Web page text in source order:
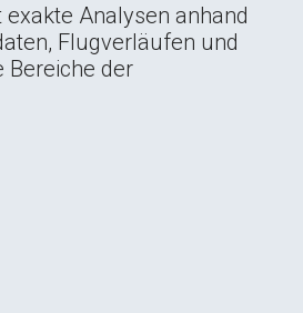
Analysen anhand
Flugverläufen und
Bereiche der